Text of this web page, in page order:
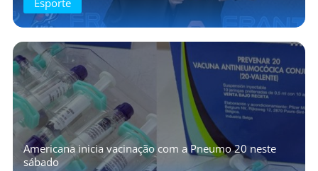
Americana inicia vacinação com a Pneumo 20 neste
sábado